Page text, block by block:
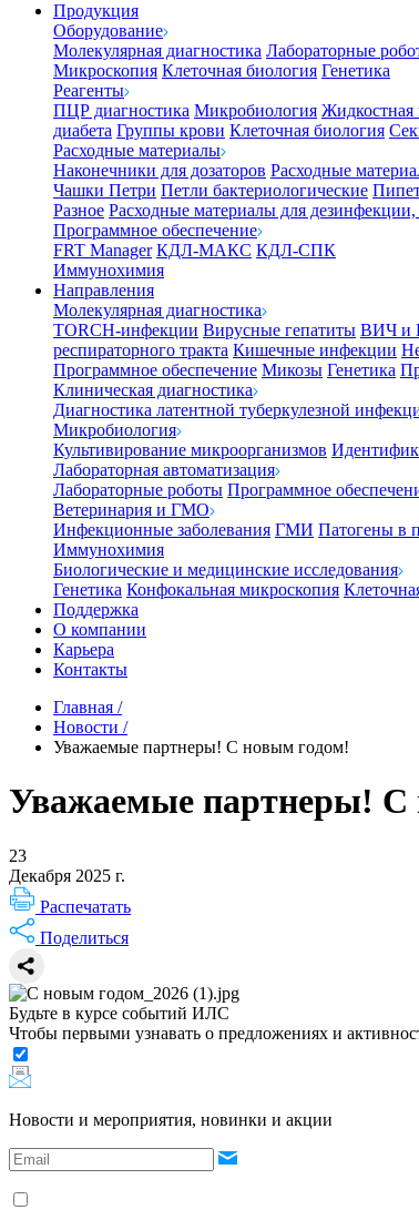
Продукция
Оборудование
Молекулярная диагностика Лабораторные
Микроскопия Клеточная биология Генетика
Реагенты
ПЦР диагностика Микробиология Жидкостная
диабета Группы крови Клеточная биология
Расходные материалы
Наконечники для дозаторов Расходные
Чашки Петри Петли бактериологические
Разное Расходные материалы для
Программное обеспечение
FRT Manager КДЛ-МАКС КДЛ-СПК
Иммунохимия
Направления
Молекулярная диагностика
TORCH-инфекции Вирусные гепатиты ВИЧ и
респираторного тракта Кишечные инфекции
Программное обеспечение Микозы Генетика
Клиническая диагностика
Диагностика латентной туберкулезной
Микробиология
Культивирование микроорганизмов
Лабораторная автоматизация
Лабораторные роботы Программное
Ветеринария и ГМО
Инфекционные заболевания ГМИ Патогены в
Иммунохимия
Биологические и медицинские исследования
Генетика Конфокальная микроскопия
Поддержка
О компании
Карьера
Контакты
Главная /
Новости /
Уважаемые партнеры! С новым годом!
Уважаемые партнеры! С
23
Декабря 2025 г.
Распечатать
Поделиться
Будьте в курсе событий ИЛС
Чтобы первыми узнавать о предложениях и
Новости и мероприятия, новинки и акции